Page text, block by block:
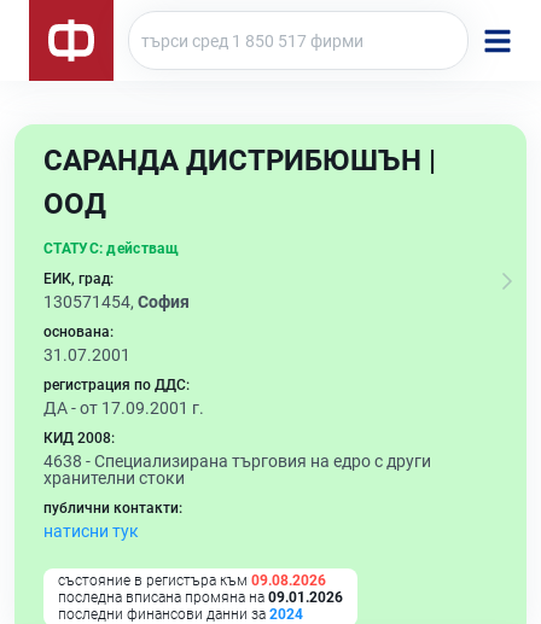
САРАНДА ДИСТРИБЮШЪН |
ООД
СТАТУС: действащ
ЕИК, град:
130571454, София
основана:
31.07.2001
регистрация по ДДС:
ДА - от 17.09.2001 г.
КИД 2008:
4638 -Специализирана търговия на едро с други
хранителни стоки
публични контакти:
натисни тук
състояние в регистъра към 09.08.2026
последна вписана промяна на 09.01.2026
последни финансови данни за 2024